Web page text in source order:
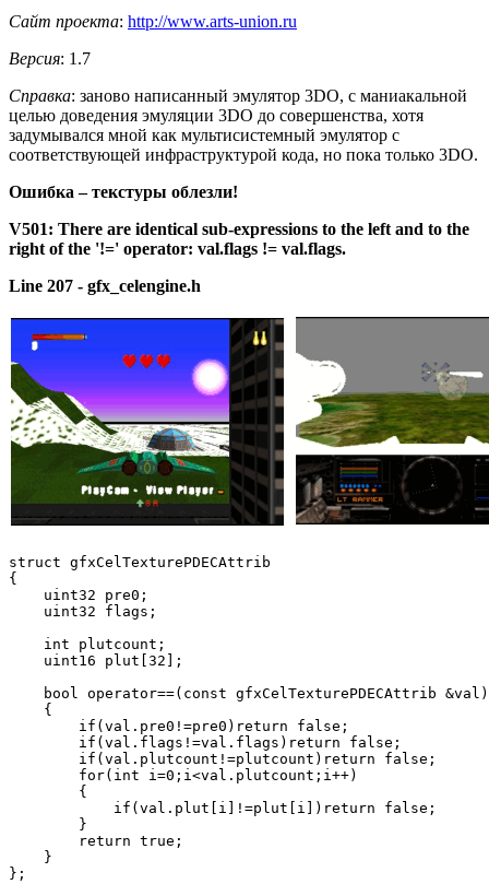
Сайт проекта: http://www.arts-union.ru
Версия: 1.7
Справка: заново написанный эмулятор 3DO, с маниакальной
целью доведения эмуляции 3DO до совершенства, хотя
задумывался мной как мультисистемный эмулятор с
соответствующей инфраструктурой кода, но пока только 3DO.
Ошибка – текстуры облезли!
V501: There are identical sub-expressions to the left and to the
right of the '!=' operator: val.flags != val.flags.
Line 207 - gfx_celengine.h
struct gfxCelTexturePDECAttrib
{
    uint32 pre0;
    uint32 flags;
    int plutcount;
    uint16 plut[32];
bool operator==(const gfxCelTexturePDECAttrib
    {
        if(val.pre0!=pre0)return false;
        if(val.flags!=val.flags)return false;
        if(val.plutcount!=plutcount)return false;
        for(int i=0;i<val.plutcount;i++)
        {
            if(val.plut[i]!=plut[i])return false;
        }
        return true;
    }
};